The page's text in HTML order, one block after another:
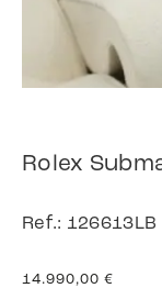
Rolex
Ref.:
14.990,00 €